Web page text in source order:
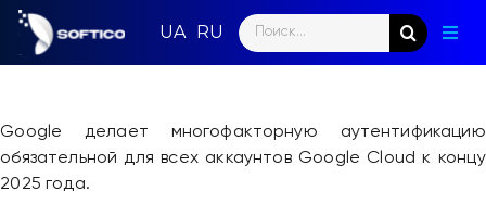
Skip
content
Search
for:
Google делает многофакторную аутентификацию
обязательной для всех аккаунтов Google Cloud к концу
2025 года.